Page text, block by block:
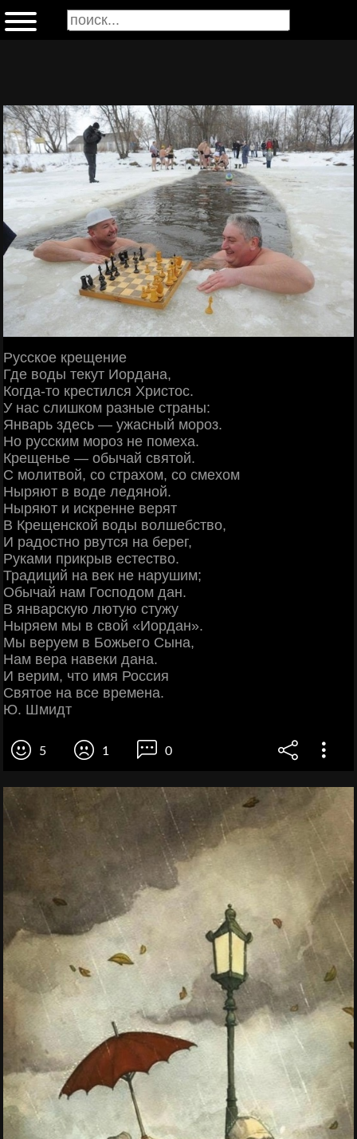
Русское крещение
Где воды текут Иордана,
Когда-то крестился Христос.
У нас слишком разные страны:
Январь здесь — ужасный мороз.
Но русским мороз не помеха.
Крещенье — обычай святой.
С молитвой, со страхом, со смехом
Ныряют в воде ледяной.
Ныряют и искренне верят
В Крещенской воды волшебство,
И радостно рвутся на берег,
Руками прикрыв естество.
Традиций на век не нарушим;
Обычай нам Господом дан.
В январскую лютую стужу
Ныряем мы в свой «Иордан».
Мы веруем в Божьего Сына,
Нам вера навеки дана.
И верим, что имя Россия
Святое на все времена.
Ю. Шмидт
5 1 0